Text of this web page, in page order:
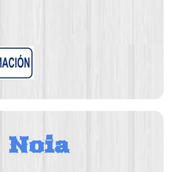
Noia